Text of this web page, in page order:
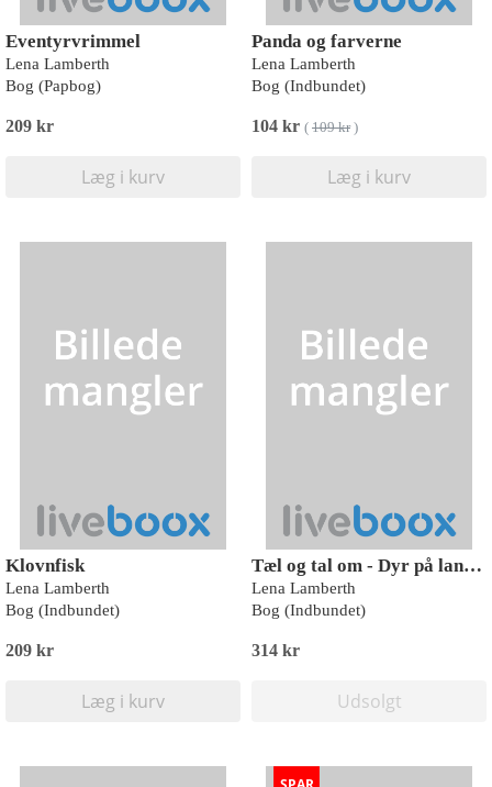
Eventyrvrimmel
Lena Lamberth
Bog (Papbog)
209 kr
Læg i kurv
Panda og farverne
Lena Lamberth
Bog (Indbundet)
104 kr ( 109 kr)
Læg i kurv
Klovnfisk
Lena Lamberth
Bog (Indbundet)
209 kr
Læg i kurv
Tæl og tal om - Dyr på landet
Lena Lamberth
Bog (Indbundet)
314 kr
Udsolgt